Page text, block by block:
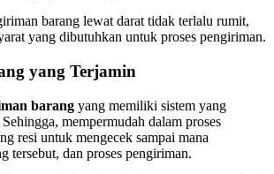
barang lewat darat tidak terlalu rumit,
yang dibutuhkan untuk proses pengiriman.
yang Terjamin
barang yang memiliki sistem yang
mempermudah dalam proses
resi untuk mengecek sampai mana
tersebut, dan proses pengiriman.